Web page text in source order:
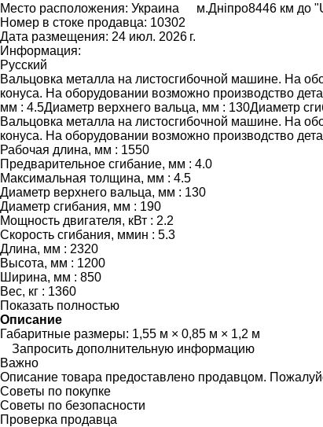
Место расположения: Украина м.Дніпро8446 км до
Номер в стоке продавца: 10302
Дата размещения: 24 июл. 2026 г.
Информация:
Русский
Вальцовка металла на листосгибочной машине. На
конуса. На оборудовании возможно производство
мм : 4.5Диаметр верхнего вальца, мм : 130Диаметр
Вальцовка металла на листосгибочной машине. На
конуса. На оборудовании возможно производство
Рабочая длина, мм : 1550
Предварительное сгибание, мм : 4.0
Максимальная толщина, мм : 4.5
Диаметр верхнего вальца, мм : 130
Диаметр сгибания, мм : 190
Мощность двигателя, кВт : 2.2
Скорость сгибания, ммин : 5.3
Длина, мм : 2320
Высота, мм : 1200
Ширина, мм : 850
Вес, кг : 1360
Показать полностью
Описание
Габаритные размеры: 1,55 м × 0,85 м × 1,2 м
Запросить дополнительную информацию
Важно
Описание товара предоставлено продавцом.
Советы по покупке
Советы по безопасности
Проверка продавца